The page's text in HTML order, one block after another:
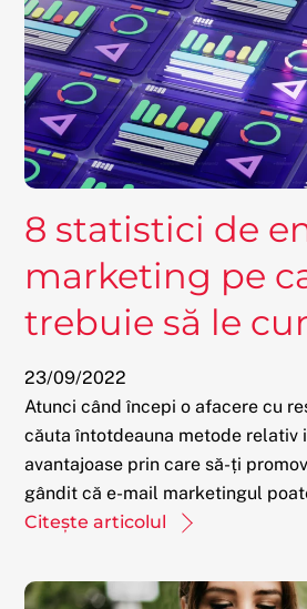
8 statistici de
marketing pe
trebuie să le
23/09/2022
Atunci când începi o afacere cu
căuta întotdeauna metode relativ
avantajoase prin care să-ți
gândit că e-mail marketingul
Citește articolul